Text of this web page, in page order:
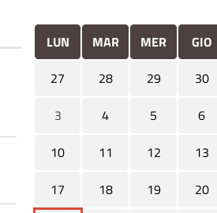
LUN MAR MER GIO
27
28 29 30
3
4 5 6
10
11 12 13
17
18 19 20